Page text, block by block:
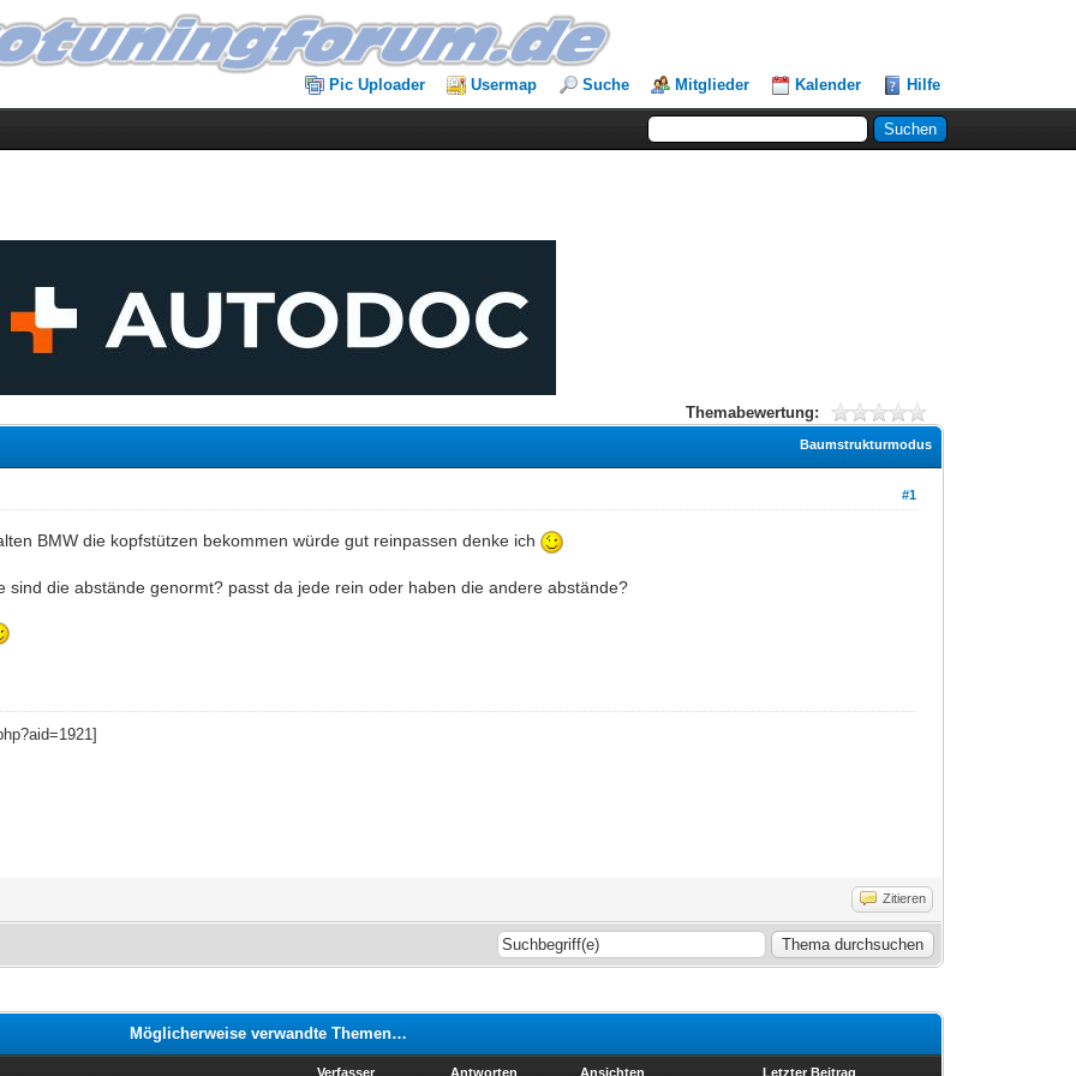
Pic Uploader Usermap Suche Mitglieder Kalender Hilfe
Themabewertung:
Baumstrukturmodus
#1
BMW die kopfstützen bekommen würde gut reinpassen denke ich
sind die abstände genormt? passt da jede rein oder haben die andere abstände?
Zitieren
Möglicherweise verwandte Themen…
Verfasser Antworten Ansichten Letzter Beitrag